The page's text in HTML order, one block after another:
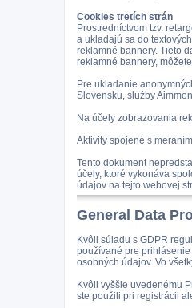
Cookies tretích strán
Prostredníctvom tzv.
a ukladajú sa do
reklamné bannery. Tieto
reklamné bannery,
Pre ukladanie
Slovensku, služby
Na účely zobrazovania
Aktivity spojené s
Tento dokument
účely, ktoré vykonáva
údajov na tejto webovej
General Data
Kvôli súladu s GDPR
používané pre
osobných údajov. Vo
Kvôli vyššie uvedenému
ste použili pri registrácii